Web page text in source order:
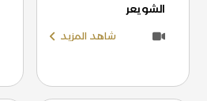
الشويعر
شاهد المزيد